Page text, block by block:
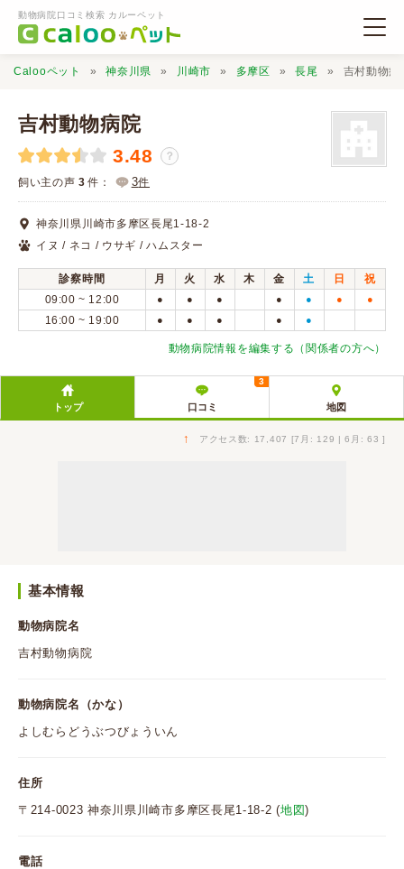
動物病院口コミ検索 カルーペット
動物病院検索
口コミ検索
Calooペットとは？
Calooペット 神奈川県 川崎市 多摩区 長尾 吉村動物病
吉村動物病院
3.48 ？
飼い主の声 3 件： 3件
神奈川県川崎市多摩区長尾1-18-2
イヌ / ネコ / ウサギ / ハムスター
診察時間 月 火 水 木 金 土 日
祝
09:00 ~ 12:00
● ● ● ● ● ● ●
16:00 ~ 19:00 ● ● ● ● ●
動物病院情報を編集する（関係者の方へ）
トップ 口コミ
3
地図
↑ アクセス数: 17,407 [7月: 129 | 6月: 63 ]
基本情報
動物病院名
吉村動物病院
動物病院名（かな）
よしむらどうぶつびょういん
住所
〒214-0023 神奈川県川崎市多摩区長尾1-18-2 (地図)
電話